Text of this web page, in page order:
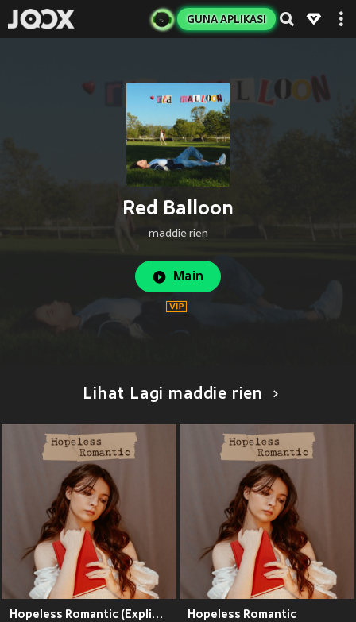
GUNA APLIKASI
Red Balloon
maddie rien
Main
Lihat Lagi maddie rien
Hopeless Romantic (Explicit) Hopeless Romantic